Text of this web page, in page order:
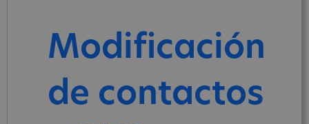
Modificación
de contactos